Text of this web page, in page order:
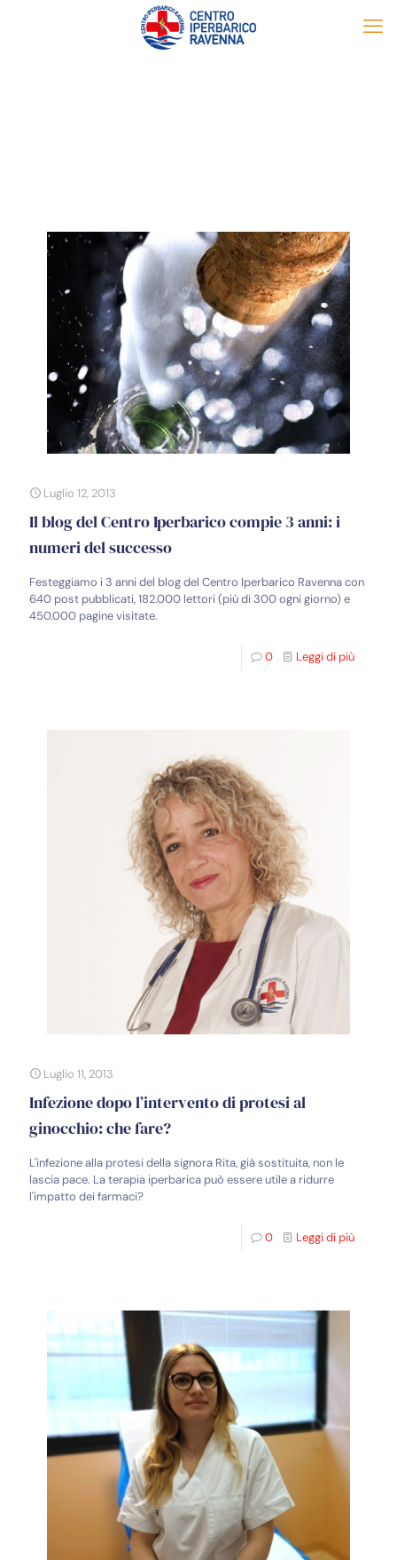
Luglio 12, 2013
Il blog del Centro Iperbarico compie 3 anni: i
numeri del successo
Festeggiamo i 3 anni del blog del Centro Iperbarico Ravenna con
640 post pubblicati, 182.000 lettori (più di 300 ogni giorno) e
450.000 pagine visitate.
0 Leggi di più
Luglio 11, 2013
Infezione dopo l’intervento di protesi al
ginocchio: che fare?
L'infezione alla protesi della signora Rita, già sostituita, non le
lascia pace. La terapia iperbarica può essere utile a ridurre
l'impatto dei farmaci?
0 Leggi di più